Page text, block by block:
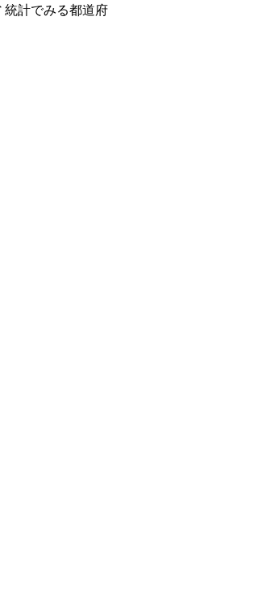
統計でみる都道府